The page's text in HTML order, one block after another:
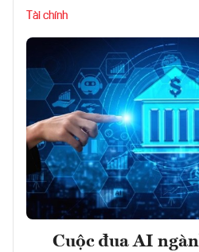
Tài chính
Cuộc đua AI